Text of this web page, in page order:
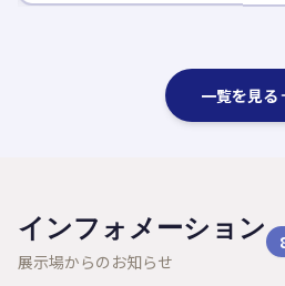
一覧を見る
インフォメーション
展示場からのお知らせ